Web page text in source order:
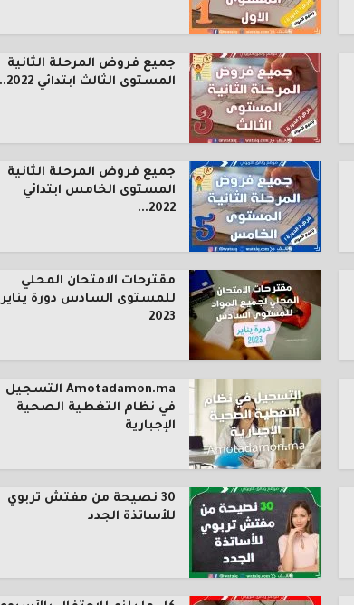
جميع فروض المرحلة الثانية
المستوى الثالث ابتدائي 2022...
جميع فروض المرحلة الثانية
المستوى الخامس ابتدائي
2022...
مقترحات الامتحان المحلي
للمستوى السادس دورة يناير
2023
Amotadamon.ma التسجيل
في نظام التغطية الصحية
الإجبارية
30 نصيحة من مفتش تربوي
للأساتذة الجدد